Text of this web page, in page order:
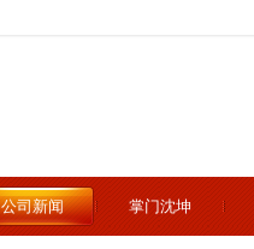
公司新闻 掌门沈坤